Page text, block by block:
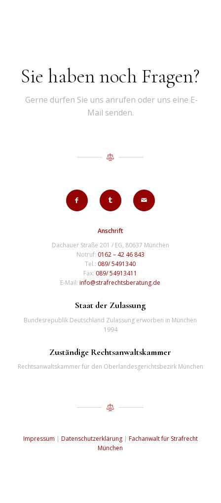
Sie haben noch Fragen?
Gerne dürfen Sie uns anrufen oder uns eine E-
Mail senden.
Anschrift
Dachauer Straße 201 / EG, 80637 München
Notruf: 0162 – 42 46 843
Tel.: 089/ 5491340
Fax: 089/ 54913411
E-Mail:info@strafrechtsberatung.de
Staat der Zulassung
Bundesrepublik Deutschland Zulassung erworben in München
1994
Zuständige Rechtsanwaltskammer
Rechtsanwaltskammer für den Oberlandesgerichtsbezirk München
Impressum | Datenschutzerklärung| Fachanwalt für Strafrecht
München